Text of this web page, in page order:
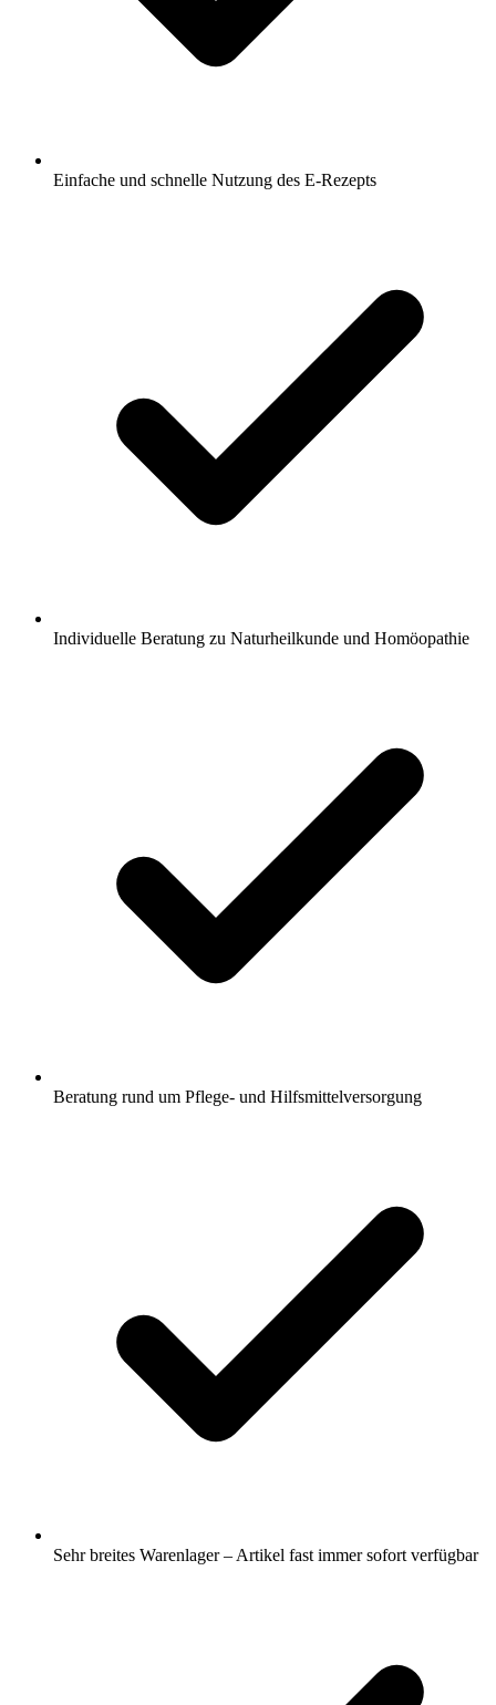
Einfache und schnelle Nutzung des E-Rezepts
Individuelle Beratung zu Naturheilkunde und Homöopathie
Beratung rund um Pflege- und Hilfsmittelversorgung
Sehr breites Warenlager – Artikel fast immer sofort verfügbar